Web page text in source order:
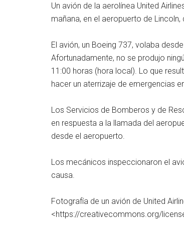
Un avión de la aerolínea United
mañana, en el aeropuerto de
El avión, un Boeing 737, volaba
Afortunadamente, no se produjo
11:00 horas (hora local). Lo que
hacer un aterrizaje de emergencias
Los Servicios de Bomberos y de
en respuesta a la llamada del
desde el aeropuerto.
Los mecánicos inspeccionaron el
causa.
Fotografía de un avión de United
<https://creativecommons.org/